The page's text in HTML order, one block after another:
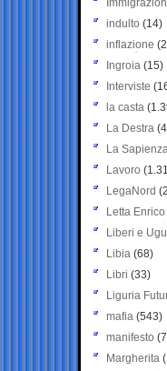
indulto (14)
inflazione
Ingroia (15)
Interviste
la casta
La Destra
La
Lavoro
LegaNord
Letta Enrico
Liberi e
Libia (68)
Libri (33)
Liguria
mafia (543)
manifesto
Margherita